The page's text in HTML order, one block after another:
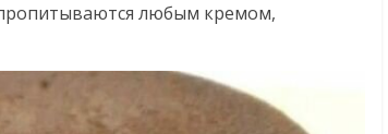
любым кремом,